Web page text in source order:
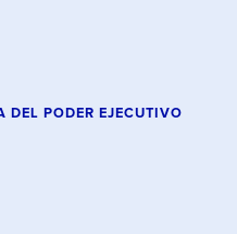
DEL PODER EJECUTIVO